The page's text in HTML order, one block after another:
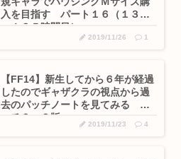
入を目指す パート１６（１３３
～１３５時間目）
2019/11/26 1
【FF14】新生してから６年が経過
したのでギャザクラの視点から過
去のパッチノートを見てみる パ
ッチ２．３版
2019/11/23 4